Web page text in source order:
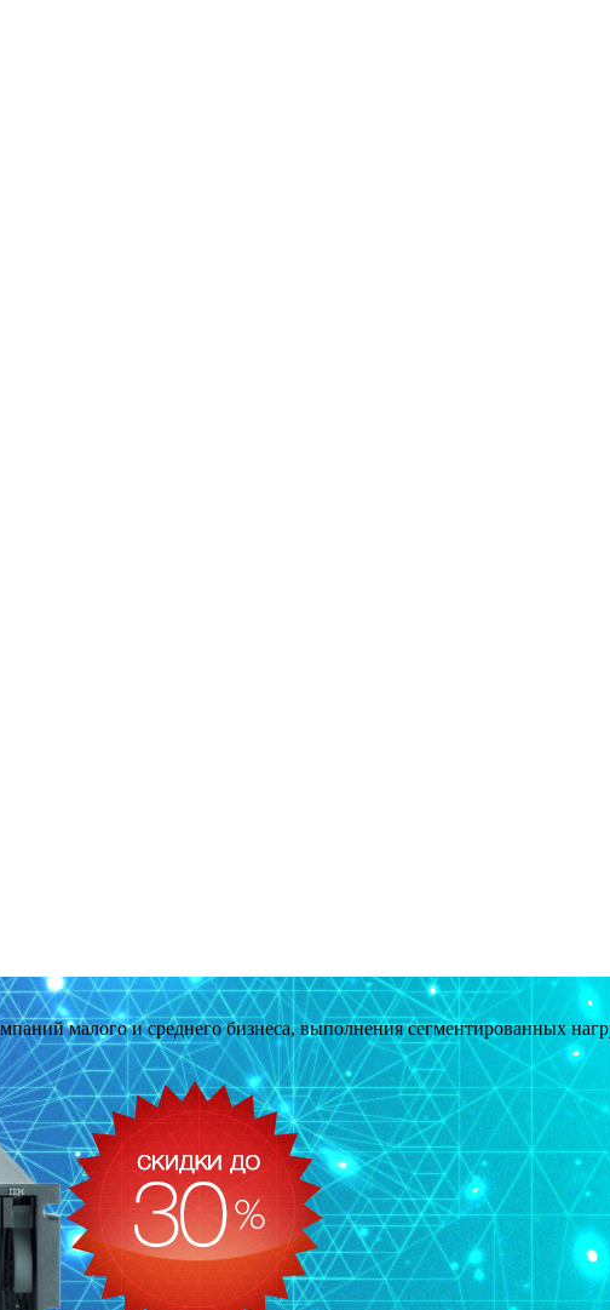
малого и среднего бизнеса, выполнения сегментированных